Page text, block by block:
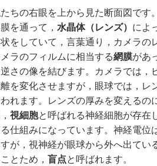
ちの右眼を上から見た断面図です
を通って， 水晶体（レンズ） によ
をしていて，言葉通り，カメラの
ラのフィルムに相当する網膜があ
さの像を結びます。カメラでは，
を変化させますが，眼球では，レ
れます。レンズの厚みを変えるの
視細胞と呼ばれる神経細胞が存在
仕組みになっています。神経電位
が，視神経が眼球から外へ出て
とため， 盲点と呼ばれます。